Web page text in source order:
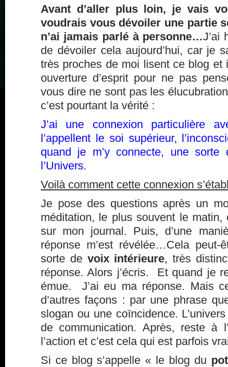
Avant d’aller plus loin, je vais
voudrais vous dévoiler une partie
n’ai jamais parlé à personne…J’ai
de dévoiler cela aujourd’hui, car je
très proches de moi lisent ce blog et
ouverture d’esprit pour ne pas
vous dire ne sont pas les
c’est pourtant la vérité :
J’ai une connexion particulière
l’appellent le soi supérieur,
quand je m’y connecte, une
l’Univers.
Voilà comment cette connexion
Je pose des questions après un
méditation, le plus souvent le
sur mon journal. Puis, d’une
réponse m’est révélée…Cela peut-
sorte de voix intérieure, très
réponse. Alors j’écris. Et quand je
émue. J’ai eu ma réponse. Mais
d’autres façons : par une phrase
slogan ou une coïncidence.
de communication. Après, reste à
l’action et c’est cela qui est parfois
Si ce blog s’appelle « le blog du